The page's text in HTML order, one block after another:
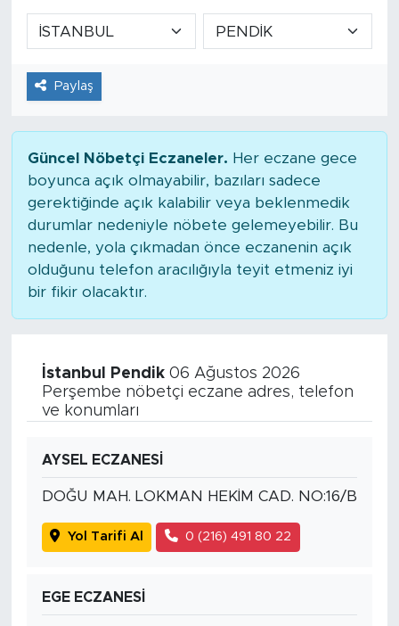
Paylaş
Güncel Nöbetçi Eczaneler. Her eczane gece
boyunca açık olmayabilir, bazıları sadece
gerektiğinde açık kalabilir veya beklenmedik
durumlar nedeniyle nöbete gelemeyebilir. Bu
nedenle, yola çıkmadan önce eczanenin açık
olduğunu telefon aracılığıyla teyit etmeniz iyi
bir fikir olacaktır.
İstanbul Pendik06 Ağustos 2026
Perşembe nöbetçi eczane adres, telefon
ve konumları
AYSEL ECZANESİ
DOĞU MAH. LOKMAN HEKİM CAD. NO:16/B
Yol Tarifi Al 0 (216) 491 80 22
EGE ECZANESİ